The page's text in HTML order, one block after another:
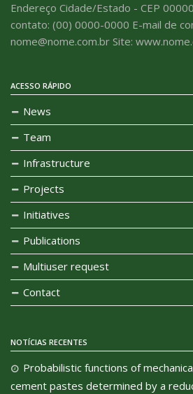
Endereço Cidade/Estado - CEP
contato: (00) 0000-0000 E-mail de
nome@nome.com.br Site:
ACESSO RÁPIDO
News
Team
Infrastructure
Projects
Initiatives
Publications
Multiuser request
Contact
NOTÍCIAS RECENTES
Probabilistic functions of
cement pastes determined by a